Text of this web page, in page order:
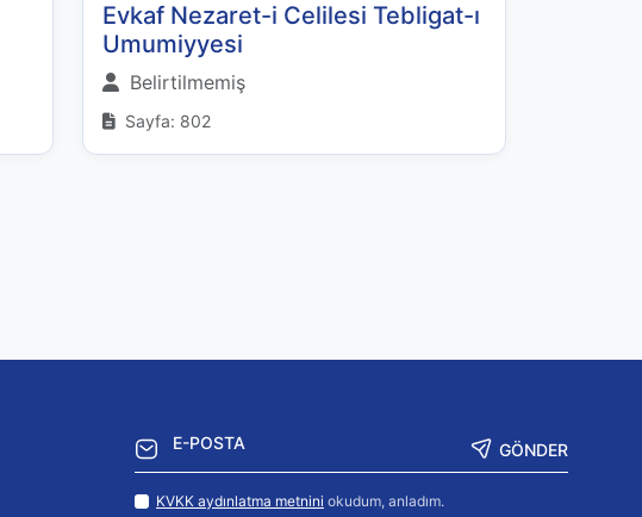
Evkaf Nezaret-i Celilesi Tebligat-ı
Umumiyyesi
Belirtilmemiş
Sayfa: 802
GÖNDER
KVKK aydınlatma metnini okudum, anladım.